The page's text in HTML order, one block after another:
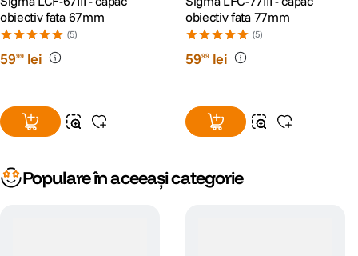
obiectiv fata 67mm
(5)
5999 lei
obiectiv fata 77mm
(5)
5999 lei
Populare în aceeași categorie